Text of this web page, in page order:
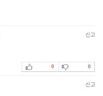
신고
0 0
신고